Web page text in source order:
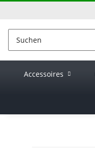
Accessoires